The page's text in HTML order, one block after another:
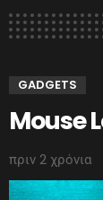
GADGETS
Mouse
πριν 2 χρόνια